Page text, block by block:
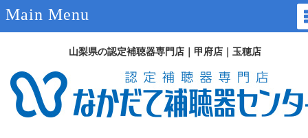
Main Menu
山梨県の認定補聴器専門店｜甲府店｜玉穂店